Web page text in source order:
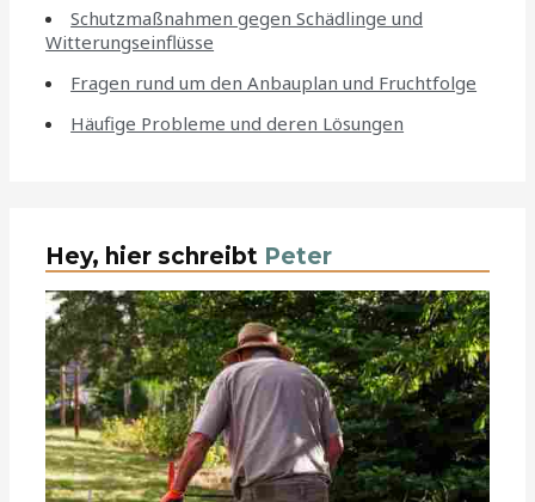
Schutzmaßnahmen gegen Schädlinge und
Witterungseinflüsse
Fragen rund um den Anbauplan und Fruchtfolge
Häufige Probleme und deren Lösungen
Hey, hier schreibt Peter